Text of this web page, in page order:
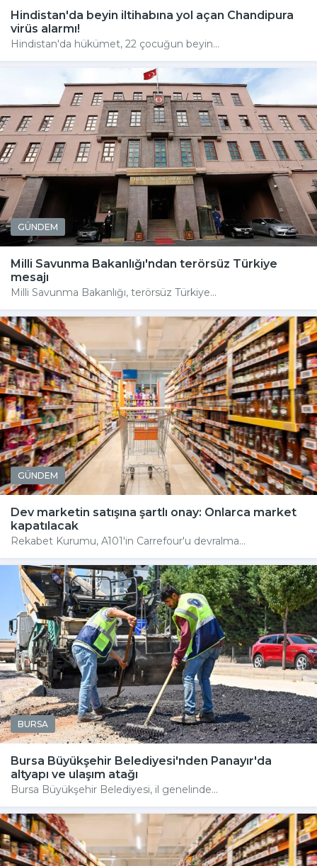
Hindistan'da beyin iltihabına yol açan Chandipura
virüs alarmı!
Hindistan'da hükümet, 22 çocuğun beyin...
GÜNDEM
Milli Savunma Bakanlığı'ndan terörsüz Türkiye
mesajı
Milli Savunma Bakanlığı, terörsüz Türkiye...
GÜNDEM
Dev marketin satışına şartlı onay: Onlarca market
kapatılacak
Rekabet Kurumu, A101'in Carrefour'u devralma...
BURSA
Bursa Büyükşehir Belediyesi'nden Panayır'da
altyapı ve ulaşım atağı
Bursa Büyükşehir Belediyesi, il genelinde...